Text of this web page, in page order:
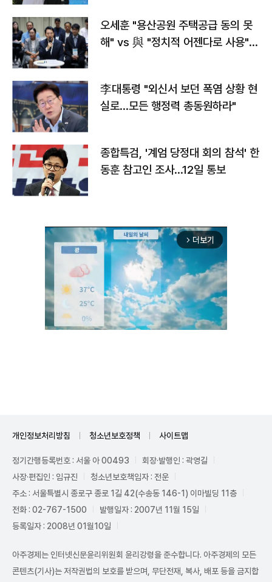
오세훈 "용산공원 주택공급 동의 못
해" vs 與 "정치적 어젠다로 사용"
李대통령 "외신서 보던 폭염 상황 현
실로…모든 행정력 총동원하라"
종합특검, '계엄 당정대 회의 참석' 한
동훈 참고인 조사...12일 통보
arrow_forward_ios 더보기
개인정보처리방침 청소년보호정책 사이트맵
정기간행등록번호 : 서울 아 00493
회장·발행인 : 곽영길
사장·편집인 : 임규진
청소년보호책임자 : 전운
주소 : 서울특별시 종로구 종로 1길 42(수송동 146-1) 이마빌딩 11층
전화 : 02-767-1500
발행일자 : 2007년 11월 15일
등록일자 : 2008년 01월10일
아주경제는 인터넷신문윤리위원회 윤리강령을 준수합니다. 아주경제의 모든
콘텐츠(기사)는 저작권법의 보호를 받으며, 무단전재, 복사, 배포 등을 금지합